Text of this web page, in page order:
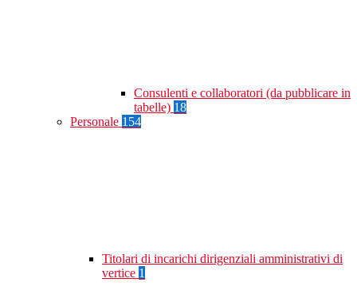
Consulenti e collaboratori (da pubblicare in
tabelle) 18
Personale 154
Titolari di incarichi dirigenziali amministrativi di
vertice 1